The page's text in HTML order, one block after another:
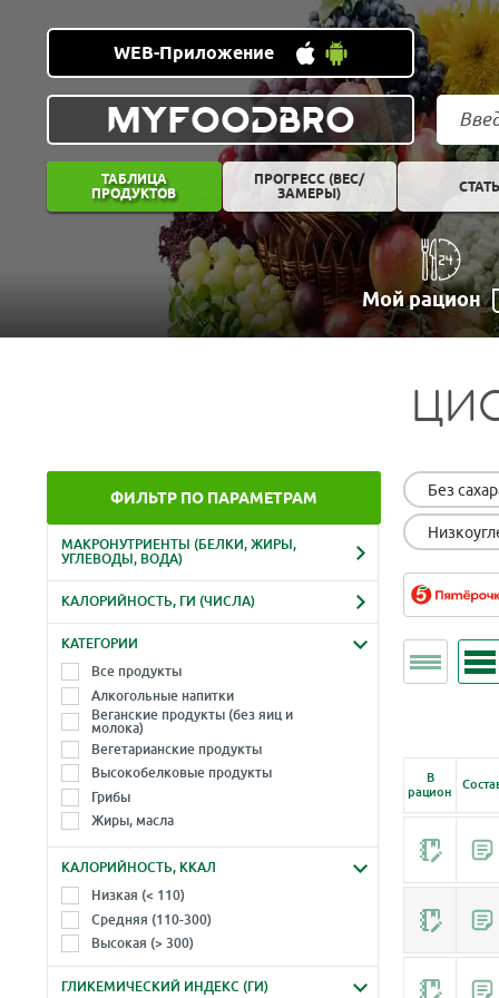
WEB-Приложение
MYFOODBRO
ТАБЛИЦА
ПРОДУКТОВ
ПРОГРЕСС (ВЕС/
ЗАМЕРЫ)
Мой рацион
ФИЛЬТР ПО ПАРАМЕТРАМ
МАКРОНУТРИЕНТЫ (БЕЛКИ, ЖИРЫ,
УГЛЕВОДЫ, ВОДА)
Белки, г
-
Жиры, г
-
-
КАЛОРИЙНОСТЬ, ГИ (ЧИСЛА)
Ккал
-
Гликемический индекс
КАТЕГОРИИ
Все продукты
Алкогольные напитки
Веганские продукты (без яиц и
молока)
Вегетарианские продукты
Высокобелковые продукты
Грибы
Жиры, масла
Зелень, травы, листья, салаты
Крупы, злаки
Макароны, лапша (паста)
Молоко и молочные продукты
Морепродукты
Морские водоросли
Мука, продукты из муки
КАЛОРИЙНОСТЬ, ККАЛ
Низкая (< 110)
Средняя (110-300)
Высокая (> 300)
ГЛИКЕМИЧЕСКИЙ ИНДЕКС (ГИ)
Без
В
рацион